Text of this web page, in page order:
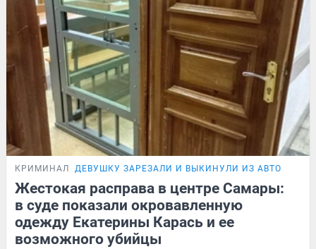
КРИМИНАЛ ДЕВУШКУ ЗАРЕЗАЛИ И ВЫКИНУЛИ ИЗ АВТО
Жестокая расправа в центре Самары:
в суде показали окровавленную
одежду Екатерины Карась и ее
возможного убийцы